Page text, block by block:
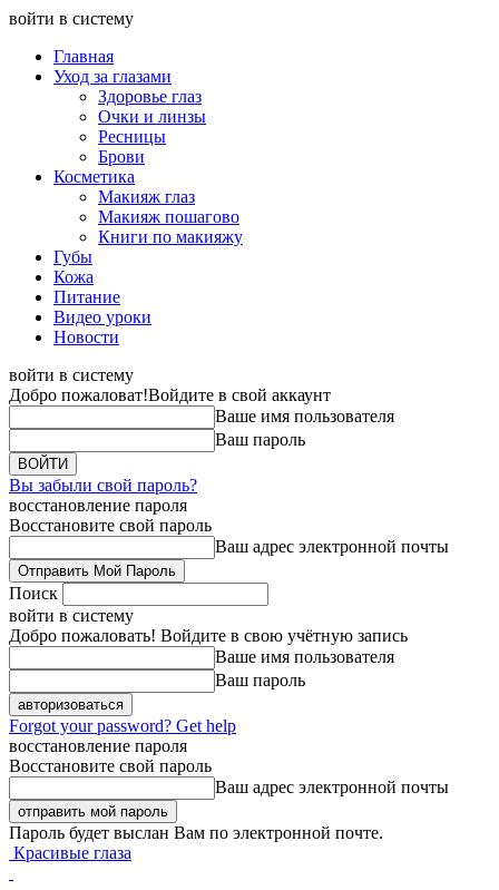
войти в систему
Главная
Уход за глазами
Здоровье глаз
Очки и линзы
Ресницы
Брови
Косметика
Макияж глаз
Макияж пошагово
Книги по макияжу
Губы
Кожа
Питание
Видео уроки
Новости
войти в систему
Добро пожаловат!Войдите в свой аккаунт
Ваше имя пользователя
Ваш пароль
Вы забыли свой пароль?
восстановление пароля
Восстановите свой пароль
Ваш адрес электронной почты
Поиск
войти в систему
Добро пожаловать! Войдите в свою учётную запись
Ваше имя пользователя
Ваш пароль
Forgot your password? Get help
восстановление пароля
Восстановите свой пароль
Ваш адрес электронной почты
Пароль будет выслан Вам по электронной почте.
Красивые глаза